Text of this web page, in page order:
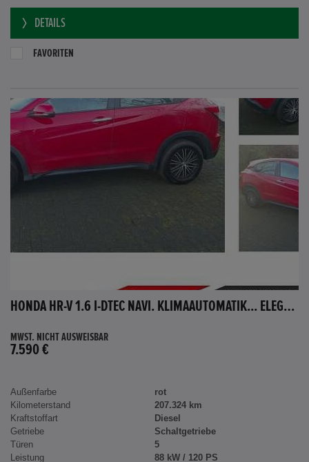
DETAILS
FAVORITEN
HONDA HR-V 1.6 I-DTEC NAVI. KLIMAAUTOMATIK... ELEGANCE
MWST. NICHT AUSWEISBAR
7.590 €
Außenfarbe
rot
Kilometerstand
207.324 km
Kraftstoffart
Diesel
Getriebe
Schaltgetriebe
Türen
5
Leistung
88 kW / 120 PS